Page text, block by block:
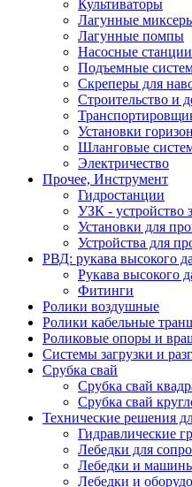
Культиваторы
Лагунные
Лагунные помпы
Насосные
Подъемные
Скреперы для
Строительство и
Установки
Шланговые
Электричество
Прочее, Инструмент
Гидростанции
УЗК - устройство
Установки для
Устройства для
РВД: рукава высокого
Рукава высокого
Фитинги
Ролики воздушные
Ролики кабельные
Роликовые опоры и
Системы загрузки и
Срубка свай
Срубка свай
Срубка свай
Технические решения
Гидравлические
Лебедки для
Лебедки и
Лебедки и